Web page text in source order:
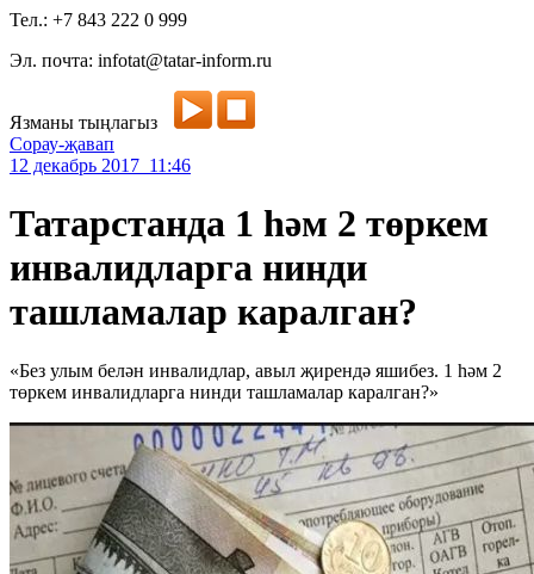
Тел.: +7 843 222 0 999
Эл. почта: infotat@tatar-inform.ru
Язманы тыңлагыз
Сорау-җавап
12 декабрь 2017 11:46
Татарстанда 1 һәм 2 төркем
инвалидларга нинди
ташламалар каралган?
«Без улым белән инвалидлар, авыл җирендә яшибез. 1 һәм 2
төркем инвалидларга нинди ташламалар каралган?»